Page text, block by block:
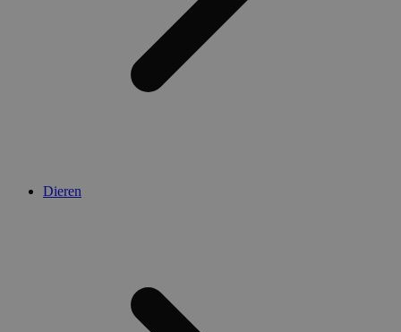
Dieren